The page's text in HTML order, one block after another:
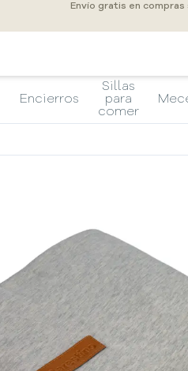
Envío gratis en
Encierros
Sillas
para
comer